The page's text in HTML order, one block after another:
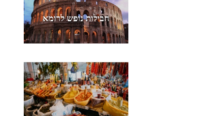
חבילות נופש לרומא